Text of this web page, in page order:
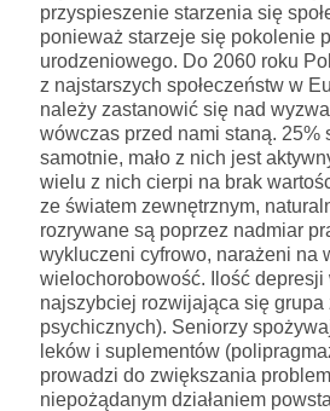
przyspieszenie starzenia się
ponieważ starzeje się pokolenie
urodzeniowego. Do 2060 roku
z najstarszych społeczeństw w
należy zastanowić się nad
wówczas przed nami staną. 25%
samotnie, mało z nich jest
wielu z nich cierpi na brak
ze światem zewnętrznym,
rozrywane są poprzez nadmiar
wykluczeni cyfrowo, narażeni na
wielochorobowość. Ilość depresji
najszybciej rozwijająca się grupa
psychicznych). Seniorzy
leków i suplementów
prowadzi do zwiększania
niepożądanym działaniem